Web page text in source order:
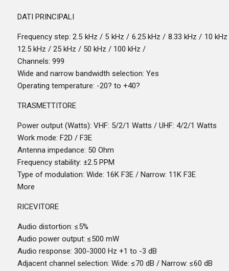
DATI PRINCIPALI
Frequency step: 2.5 kHz / 5 kHz / 6.25 kHz / 8.33 kHz / 10
12.5 kHz / 25 kHz / 50 kHz / 100 kHz /
Channels: 999
Wide and narrow bandwidth selection: Yes
Operating temperature: -20? to +40?
TRASMETTITORE
Power output (Watts): VHF: 5/2/1 Watts / UHF: 4/2/1 Watts
Work mode: F2D / F3E
Antenna impedance: 50 Ohm
Frequency stability: ±2.5 PPM
Type of modulation: Wide: 16K F3E / Narrow: 11K F3E
More
RICEVITORE
Audio distortion: ≤5%
Audio power output: ≤500 mW
Audio response: 300-3000 Hz +1 to -3 dB
Adjacent channel selection: Wide: ≤70 dB / Narrow: ≤60 dB